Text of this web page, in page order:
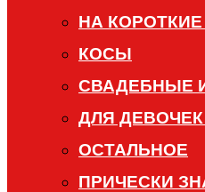
НА
КОСЫ
СВАДЕБНЫЕ
ДЛЯ
ОСТАЛЬНОЕ
ПРИЧЕСКИ